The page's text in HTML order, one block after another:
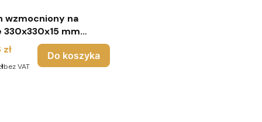
wzmocniony na
330x330x15 mm
100 sztuk) - brąz
zł
bez VAT
Do koszyka